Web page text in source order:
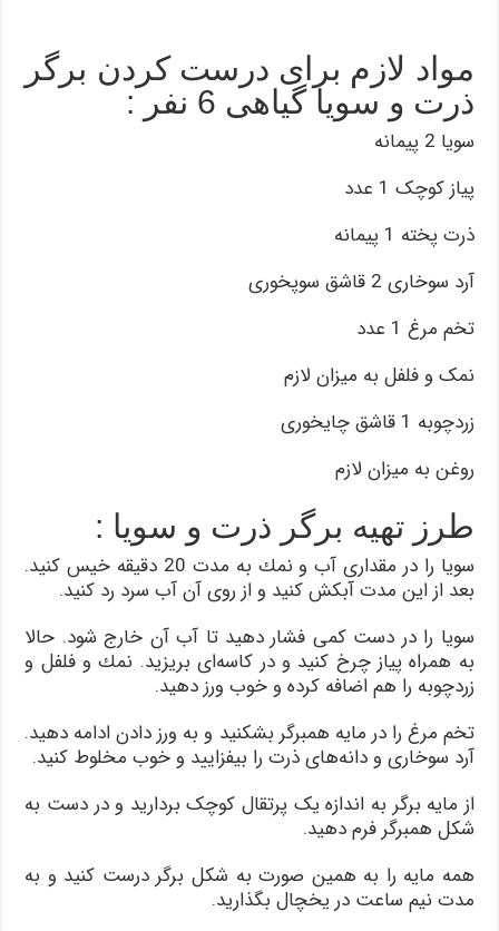
مواد لازم برای درست کردن برگر
ذرت و سویا گیاهی 6 نفر :
سویا 2 پیمانه
پیاز كوچک 1 عدد
ذرت پخته 1 پیمانه
آرد سوخاری 2 قاشق سوپخوری
تخم مرغ 1 عدد
نمک و فلفل به میزان لازم
زردچوبه 1 قاشق چایخوری
روغن به میزان لازم
طرز تهیه برگر ذرت و سویا :
سویا را در مقداری آب و نمك به مدت 20 دقیقه خیس كنید.
بعد از این مدت آبكش كنید و از روی آن آب سرد رد كنید.
سویا را در دست كمی فشار دهید تا آب آن خارج شود. حالا
به همراه پیاز چرخ كنید و در كاسه‌ای بریزید. نمك و فلفل و
زردچوبه را هم اضافه كرده و خوب ورز دهید.
تخم‌ مرغ را در مایه همبرگر بشكنید و به ورز دادن ادامه دهید.
آرد سوخاری و دانه‌های ذرت را بیفزایید و خوب مخلوط كنید.
از مایه برگر به اندازه یک پرتقال كوچک بردارید و در دست به
شكل همبرگر فرم دهید.
همه مایه را به همین صورت به شكل برگر درست كنید و به
مدت نیم ساعت در یخچال بگذارید.